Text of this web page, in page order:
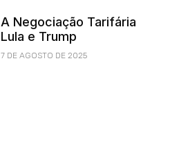
A Negociação Tarifária
Lula e Trump
7 DE AGOSTO DE 2025